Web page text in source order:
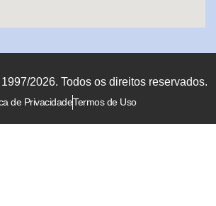
2026. Todos os direitos reservados.
de PrivacidadeTermos de Uso